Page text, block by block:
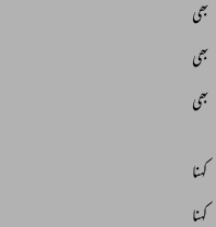
بھی
بھی
بھی
کہنا
کہنا